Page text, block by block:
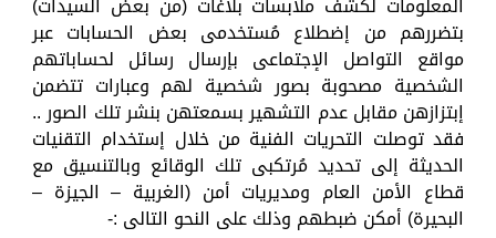
بتضررهم من إضطلاع مُستخدمى بعض الحسابات عبر
مواقع التواصل الإجتماعى بإرسال رسائل لحساباتهم
الشخصية مصحوبة بصور شخصية لهم وعبارات تتضمن
إبتزازهن مقابل عدم التشهير بسمعتهن بنشر تلك الصور ..
فقد توصلت التحريات الفنية من خلال إستخدام التقنيات
الحديثة إلى تحديد مُرتكبى تلك الوقائع وبالتنسيق مع
قطاع الأمن العام ومديريات أمن (الغربية – الجيزة –
البحيرة) أمكن ضبطهم وذلك على النحو التالى :-